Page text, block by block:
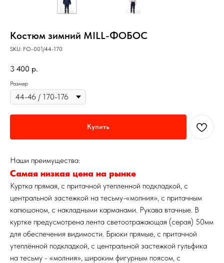
Костюм зимний MILL-ФОБОС
SKU: FO-001/44-170
3 400 р.
Размер
Купить
Наши преимущества:
Самая низкая цена на рынке
Куртка прямая, с притачной утепленной подкладкой, с
центральной застежкой на тесьму-«молния», с притачным
капюшоном, с накладными карманами. Рукава втачные. В
куртке предусмотрена лента светоотражающая (серая) 50мм
для обеспечения видимости. Брюки прямые, с притачной
утеплённой подкладкой, с центральной застежкой гульфика
на тесьму - «молния», широким фигурным поясом, с